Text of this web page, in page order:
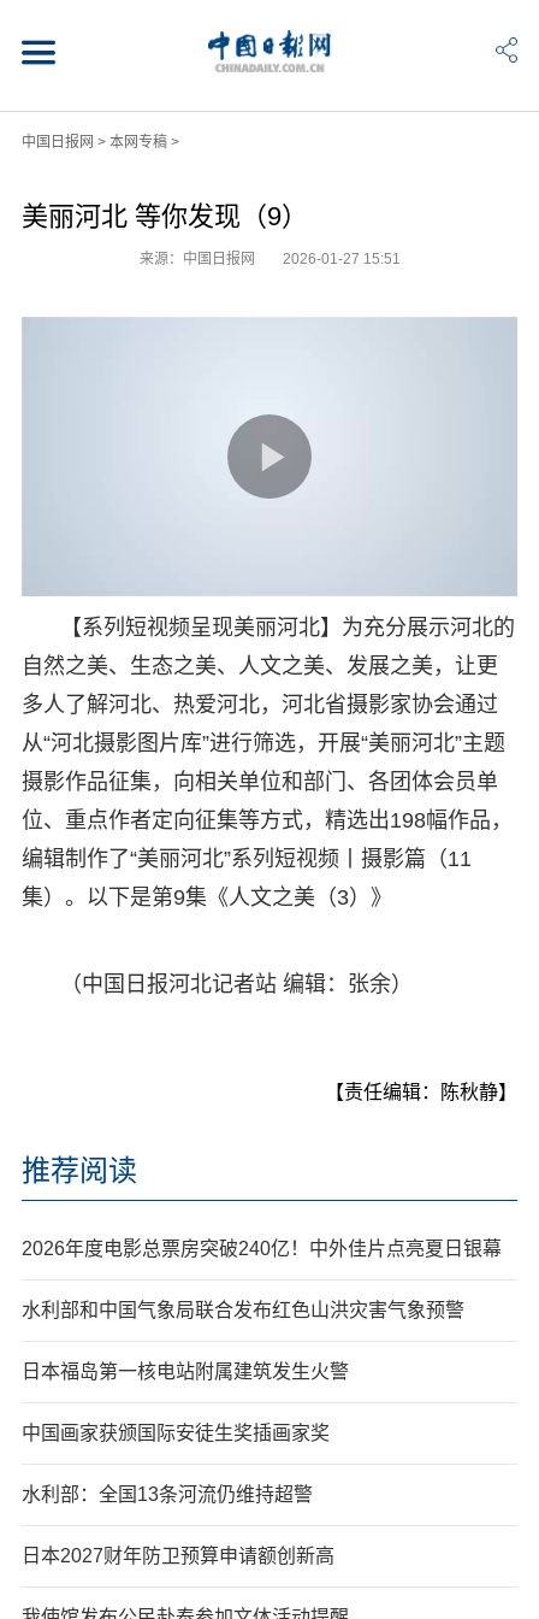
中国日报网 > 本网专稿>
美丽河北 等你发现（9）
来源：中国日报网 2026-01-27 15:51
【系列短视频呈现美丽河北】为充分展示河北的
自然之美、生态之美、人文之美、发展之美，让更
多人了解河北、热爱河北，河北省摄影家协会通过
从“河北摄影图片库”进行筛选，开展“美丽河北”主题
摄影作品征集，向相关单位和部门、各团体会员单
位、重点作者定向征集等方式，精选出198幅作品，
编辑制作了“美丽河北”系列短视频丨摄影篇（11
集）。以下是第9集《人文之美（3）》
（中国日报河北记者站 编辑：张余）
【责任编辑：陈秋静】
推荐阅读
2026年度电影总票房突破240亿！中外佳片点亮夏日银幕
水利部和中国气象局联合发布红色山洪灾害气象预警
日本福岛第一核电站附属建筑发生火警
中国画家获颁国际安徒生奖插画家奖
水利部：全国13条河流仍维持超警
日本2027财年防卫预算申请额创新高